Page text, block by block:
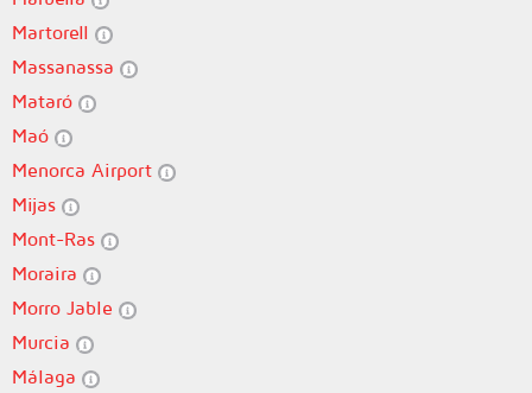
Martorell
Massanassa
Mataró
Maó
Menorca Airport
Mijas
Mont-Ras
Moraira
Morro Jable
Murcia
Málaga